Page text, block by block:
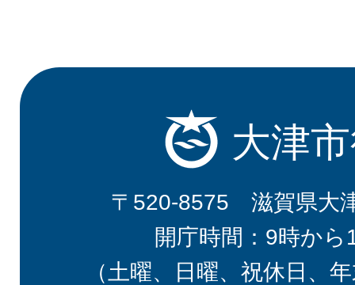
大津
〒520-8575 滋賀県大
開庁時間：9時から
（土曜、日曜、祝休日、